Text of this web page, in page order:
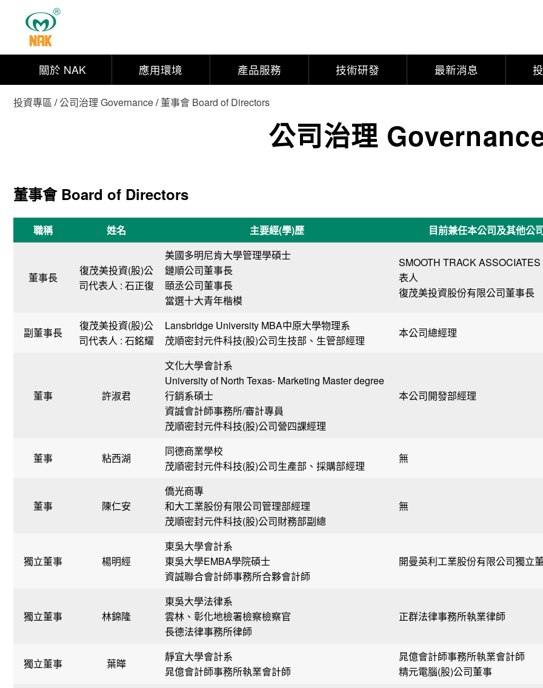
關於 NAK 應用環境 產品服務 技術研發 最新消息
投資專區 /公司治理 Governance/董事會 Board of Directors
公司治理
董事會 Board of Directors
職稱 姓名 主要經(學)歷 目前兼任本公司及其他公
董事長
復茂美投資(股)公
司代表人 : 石正復
美國多明尼肯大學管理學碩士
鏈順公司董事長
頤丞公司董事長
當選十大青年楷模
SMOOTH TRACK
表人
復茂美投資股份有限公司董事長
副董事長
復茂美投資(股)公
司代表人 : 石銘耀
Lansbridge University MBA中原大學物理系
茂順密封元件科技(股)公司生技部、生管部經理
本公司總經理
董事 許淑君
文化大學會計系
University of North Texas- Marketing Master degree
行銷系碩士
資誠會計師事務所/審計專員
茂順密封元件科技(股)公司營四課經理
本公司開發部經理
董事 粘西湖
同德商業學校
茂順密封元件科技(股)公司生產部、採購部經理
無
董事 陳仁安
僑光商專
和大工業股份有限公司管理部經理
茂順密封元件科技(股)公司財務部副總
無
獨立董事 楊明經
東吳大學會計系
東吳大學EMBA學院碩士
資誠聯合會計師事務所合夥會計師
開曼英利工業股份有限公司獨立
獨立董事 林錦隆
東吳大學法律系
雲林、彰化地檢署檢察檢察官
長德法律事務所律師
正群法律事務所執業律師
獨立董事 葉曄
靜宜大學會計系
晁億會計師事務所執業會計師
晁億會計師事務所執業會計師
精元電腦(股)公司董事